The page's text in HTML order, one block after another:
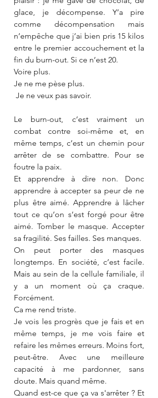
glace, je décompense. Y’a pire
comme décompensation mais
n’empêche que j’ai bien pris 15 kilos
entre le premier accouchement et la
fin du burn-out. Si ce n’est 20.
Voire plus.
Je ne me pèse plus.
Je ne veux pas savoir.
Le burn-out, c’est vraiment un
combat contre soi-même et, en
même temps, c’est un chemin pour
arrêter de se combattre. Pour se
foutre la paix.
Et apprendre à dire non. Donc
apprendre à accepter sa peur de ne
plus être aimé. Apprendre à lâcher
tout ce qu’on s’est forgé pour être
aimé. Tomber le masque. Accepter
sa fragilité. Ses failles. Ses manques.
On peut porter des masques
longtemps. En société, c’est facile.
Mais au sein de la cellule familiale, il
y a un moment où ça craque.
Forcément.
Ca me rend triste.
Je vois les progrès que je fais et en
même temps, je me vois faire et
refaire les mêmes erreurs. Moins fort,
peut-être. Avec une meilleure
capacité à me pardonner, sans
doute. Mais quand même.
Quand est-ce que ça va s'arrêter ? Et